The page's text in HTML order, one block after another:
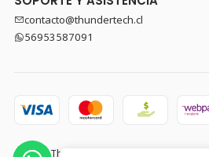
contacto@thundertech.cl
56953587091
2026 Thundertech PC Gamer y